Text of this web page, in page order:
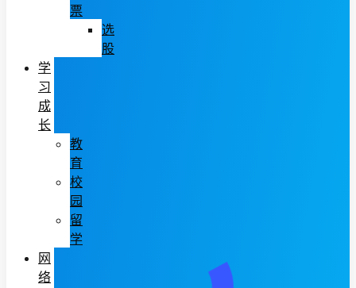
票
选
股
学
习
成
长
教
育
校
园
留
学
网
络